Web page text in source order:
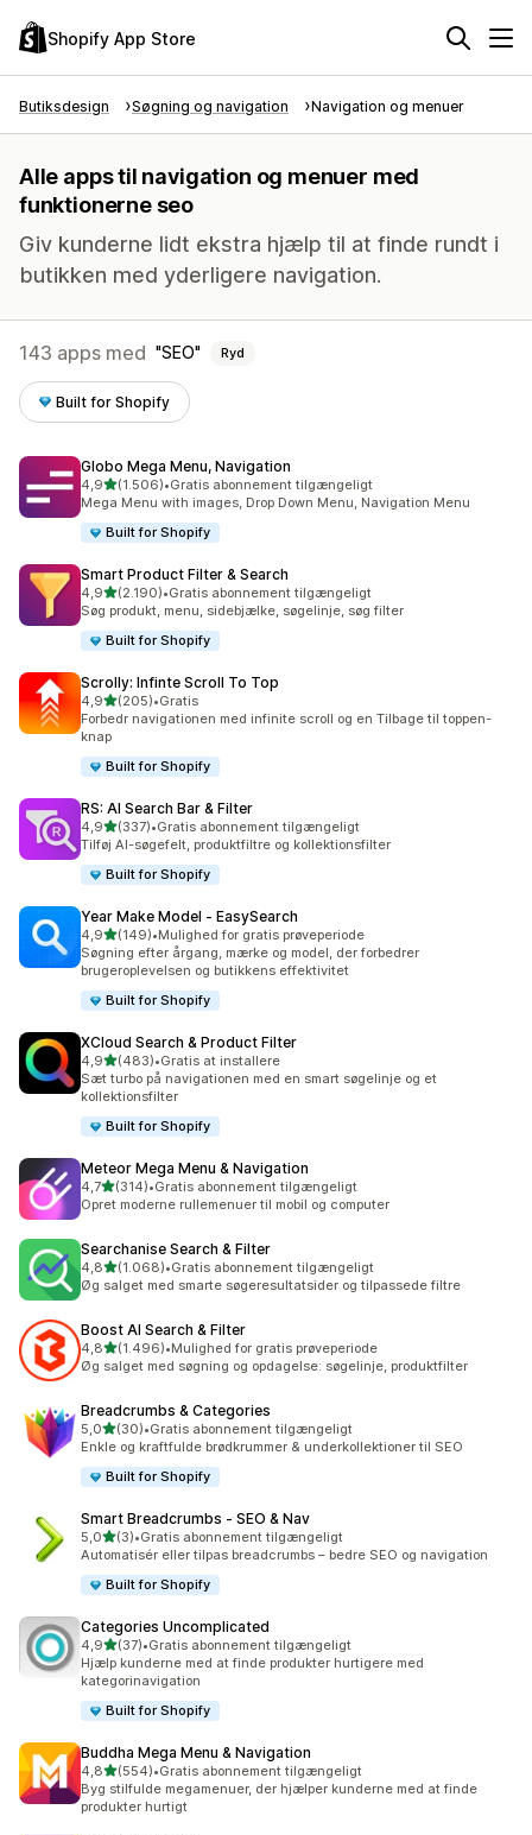
Shopify App Store
Butiksdesign Søgning og navigation Navigation og menuer
Alle apps til navigation og menuer med
funktionerne seo
Giv kunderne lidt ekstra hjælp til at finde rundt i
butikken med yderligere navigation.
143 apps med SEO Ryd
Built for Shopify
Globo Mega Menu, Navigation
4,9ud af 5 stjerner
(1.506)
1506 anmeldelser i alt
•Gratis abonnement tilgængeligt
Mega Menu with images, Drop Down Menu, Navigation Menu
Built for Shopify
Smart Product Filter & Search
4,9ud af 5 stjerner
(2.190)
2190 anmeldelser i alt
•Gratis abonnement tilgængeligt
Søg produkt, menu, sidebjælke, søgelinje, søg filter
Built for Shopify
Scrolly: Infinte Scroll To Top
4,9ud af 5 stjerner
(205)
205 anmeldelser i alt
•Gratis
Forbedr navigationen med infinite scroll og en Tilbage til toppen-
knap
Built for Shopify
RS: AI Search Bar & Filter
4,9ud af 5 stjerner
(337)
337 anmeldelser i alt
•Gratis abonnement tilgængeligt
Tilføj AI-søgefelt, produktfiltre og kollektionsfilter
Built for Shopify
Year Make Model ‑ EasySearch
4,9ud af 5 stjerner
(149)
149 anmeldelser i alt
•Mulighed for gratis prøveperiode
Søgning efter årgang, mærke og model, der forbedrer
brugeroplevelsen og butikkens effektivitet
Built for Shopify
XCloud Search & Product Filter
4,9ud af 5 stjerner
(483)
483 anmeldelser i alt
•Gratis at installere
Sæt turbo på navigationen med en smart søgelinje og et
kollektionsfilter
Built for Shopify
Meteor Mega Menu & Navigation
4,7ud af 5 stjerner
(314)
314 anmeldelser i alt
•Gratis abonnement tilgængeligt
Opret moderne rullemenuer til mobil og computer
Searchanise Search & Filter
4,8ud af 5 stjerner
(1.068)
1068 anmeldelser i alt
•Gratis abonnement tilgængeligt
Øg salget med smarte søgeresultatsider og tilpassede filtre
Boost AI Search & Filter
4,8ud af 5 stjerner
(1.496)
1496 anmeldelser i alt
•Mulighed for gratis prøveperiode
Øg salget med søgning og opdagelse: søgelinje, produktfilter
Breadcrumbs & Categories
5,0ud af 5 stjerner
(30)
30 anmeldelser i alt
•Gratis abonnement tilgængeligt
Enkle og kraftfulde brødkrummer & underkollektioner til SEO
Built for Shopify
Smart Breadcrumbs ‑ SEO & Nav
5,0ud af 5 stjerner
(3)
3 anmeldelser i alt
•Gratis abonnement tilgængeligt
Automatisér eller tilpas breadcrumbs – bedre SEO og navigation
Built for Shopify
Categories Uncomplicated
4,9ud af 5 stjerner
(37)
37 anmeldelser i alt
•Gratis abonnement tilgængeligt
Hjælp kunderne med at finde produkter hurtigere med
kategorinavigation
Built for Shopify
Buddha Mega Menu & Navigation
4,8ud af 5 stjerner
(554)
554 anmeldelser i alt
•Gratis abonnement tilgængeligt
Byg stilfulde megamenuer, der hjælper kunderne med at finde
produkter hurtigt